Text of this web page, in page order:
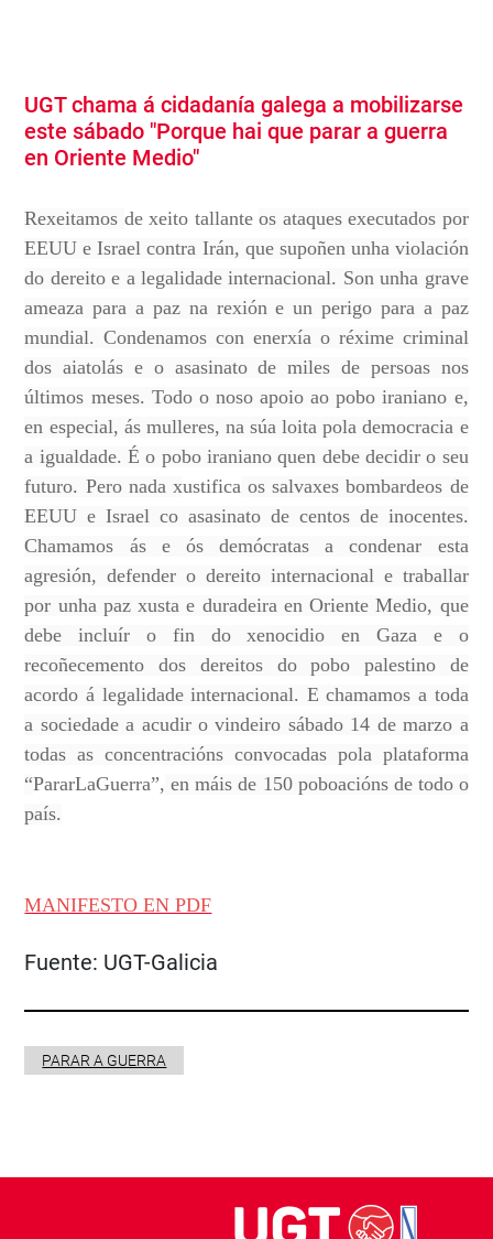
UGT chama á cidadanía galega a mobilizarse
este sábado "Porque hai que parar a guerra
en Oriente Medio"
Rexeitamos de xeito tallanteos ataques executados por
EEUU e Israel contra Irán, que supoñen unha violación
do dereito e a legalidade internacional. Son unha grave
ameaza para a paz na rexión e un perigo para a paz
mundial. Condenamos con enerxía o réxime criminal
dos aiatolás e o asasinato de miles de persoas nos
últimos meses. Todo o noso apoio ao pobo iraniano e,
en especial, ás mulleres, na súa loita pola democracia e
a igualdade. É o pobo iraniano quen debe decidir o seu
futuro. Pero nada xustifica os salvaxes bombardeos de
EEUU e Israel co asasinato de centos de inocentes.
Chamamos ás e ós demócratas a condenar esta
agresión, defender o dereito internacional e traballar
por unha paz xusta e duradeira en Oriente Medio, que
debe incluír o fin do xenocidio en Gaza e o
recoñecemento dos dereitos do pobo palestino de
acordo á legalidade internacional. E chamamos a toda
a sociedade a acudir o vindeiro sábado 14 de marzo a
todas as concentracións convocadas pola plataforma
“PararLaGuerra”, en máis de 150 poboacións de todo o
país.
MANIFESTO EN PDF
Fuente: UGT-Galicia
PARAR A GUERRA